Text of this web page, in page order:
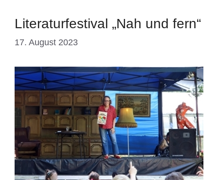
Literaturfestival „Nah und fern“
17. August 2023